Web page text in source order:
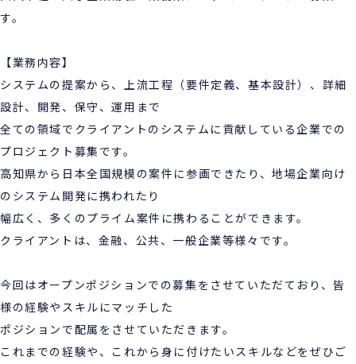
す。
【業務内容】
システムの提案から、上流工程（要件定義、基本設計）、詳細
設計、開発、保守、運用まで
全ての領域でクライアントのシステムに貢献している企業での
プロジェクト募集です。
高知県から日本全国規模の案件に参画できたり、地場企業向け
のシステム開発に携われたり
幅広く、多くのプライム案件に携わることができます。
クライアントは、金融、公共、一般企業等様々です。
今回はオープンポジションでの募集をさせていただており、皆
様の経験やスキルにマッチした
ポジションで配属をさせていただきます。
これまでの経験や、これから身に付けたいスキルなどをぜひご